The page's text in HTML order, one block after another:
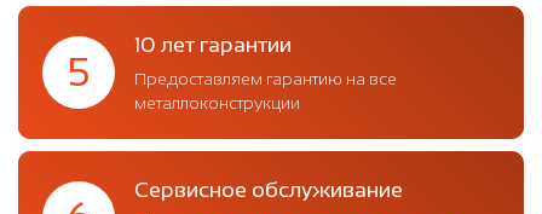
5
10 лет гарантии
Предоставляем гарантию на все
металлоконструкции
Сервисное обслуживание